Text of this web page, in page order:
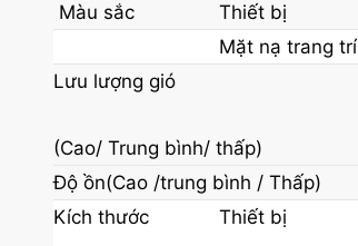
Màu sắc
Thiết bị
Mặt nạ trang trí
Lưu lượng gió
(Cao/ Trung bình/ thấp)
Độ ồn(Cao /trung bình / Thấp)
Kích thước
Thiết bị